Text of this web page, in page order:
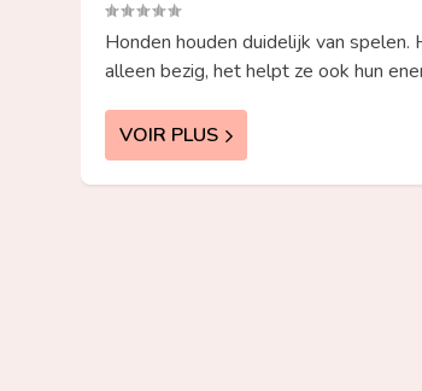
Honden houden duidelijk van spelen.
alleen bezig, het helpt ze ook hun
VOIR PLUS